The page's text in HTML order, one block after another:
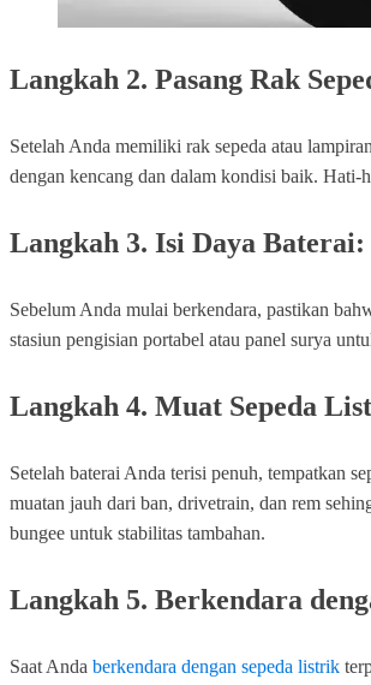
Langkah 2. Pasang Rak
Setelah Anda memiliki rak sepeda atau
dengan kencang dan dalam kondisi baik. Hati-
Langkah 3. Isi Daya Baterai:
Sebelum Anda mulai berkendara, pastikan
stasiun pengisian portabel atau panel surya
Langkah 4. Muat Sepeda
Setelah baterai Anda terisi penuh, tempatkan
muatan jauh dari ban, drivetrain, dan rem
bungee untuk stabilitas tambahan.
Langkah 5. Berkendara
Saat Anda berkendara dengan sepeda listrik